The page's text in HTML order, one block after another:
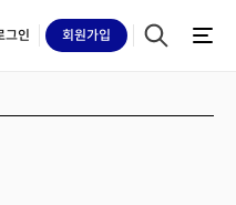
그인 회원가입